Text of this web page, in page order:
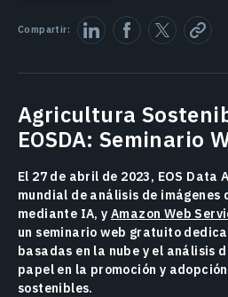
Compartir:
Agricultura
EOSDA: Seminario
El 27 de abril de 2023, EOS Data
mundial de análisis de
mediante IA, yAmazon Web
un seminario web gratuito
basadas en la nube y el análisis
papel en la promoción y
sostenibles.